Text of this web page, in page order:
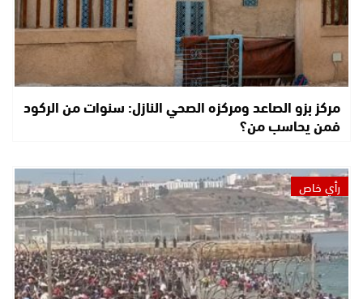
مركز بزو الصاعد ومركزه الصحي النازل: سنوات من الركود
فمن يحاسب من؟
رأي خاص